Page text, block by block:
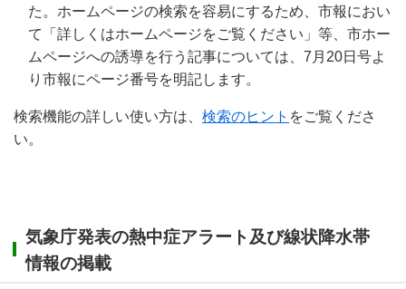
た。ホームページの検索を容易にするため、市報におい
て「詳しくはホームページをご覧ください」等、市ホー
ムページへの誘導を行う記事については、7月20日号よ
り市報にページ番号を明記します。
検索機能の詳しい使い方は、 検索のヒント をご覧くださ
い。
気象庁発表の熱中症アラート及び線状降水帯
情報の掲載